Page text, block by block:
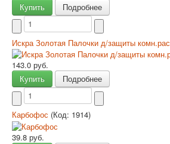
Купить
Подробнее
Искра Золотая Палочки д/защиты
143.0 руб.
Купить
Подробнее
Карбофос (Код: 1914)
39.8 руб.